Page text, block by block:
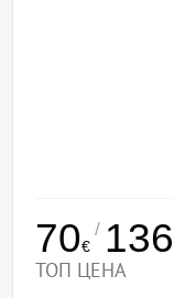
70€
/ 136
ТОП ЦЕНА